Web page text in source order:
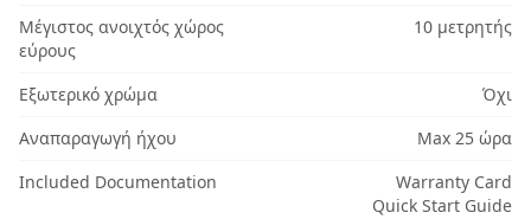
Μέγιστος ανοιχτός χώρος
εύρους
10 μετρητής
Εξωτερικό χρώμα
Όχι
Αναπαραγωγή ήχου
Max 25 ώρα
Included Documentation
Warranty Card
Quick Start Guide